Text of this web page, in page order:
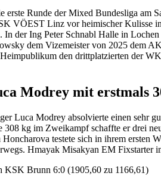
erste Runde der Mixed Bundesliga am
VÖEST Linz vor heimischer Kulisse
In der Ing Peter Schnabl Halle in
dem Vizemeister von 2025 dem
den drittplatzierten der
Modrey mit erstmals
Luca Modrey absolvierte einen sehr
308 kg im Zweikampf schaffte er drei
testete sich in ihrem ersten
Hmayak Misakyan EM Fixstarter
KSK Brunn 6:0 (1905,60 zu 1166,61)